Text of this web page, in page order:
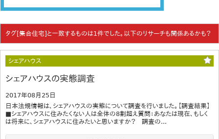
タグ[集合住宅]と一致するものは1件でした。以下のリサーチも関係あるかも？
シェアハウス
シェアハウスの実態調査
2017年08月25日
日本法規情報は、シェアハウスの実態について調査を行いました。【調査結果】
■シェアハウスに住みたくない人は全体の8割超え質問：あなたは現在、もしく
は将来に、シェアハウスに住みたいと思いますか？ 調査の...